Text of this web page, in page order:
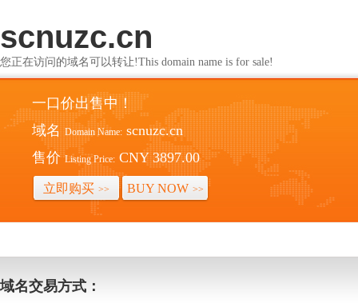
scnuzc.cn
您正在访问的域名可以转让!This domain name is for sale!
一口价出售中！
域名 Domain Name: scnuzc.cn
售价 Listing Price: CNY 3897.00
立即购买 >> BUY NOW >>
域名交易方式：